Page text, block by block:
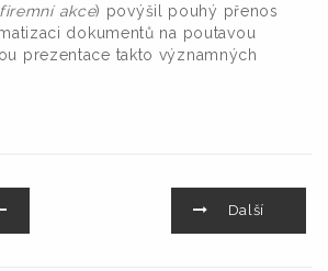
akce) povýšil pouhý přenos
dokumentů na poutavou
prezentace takto významných
Další